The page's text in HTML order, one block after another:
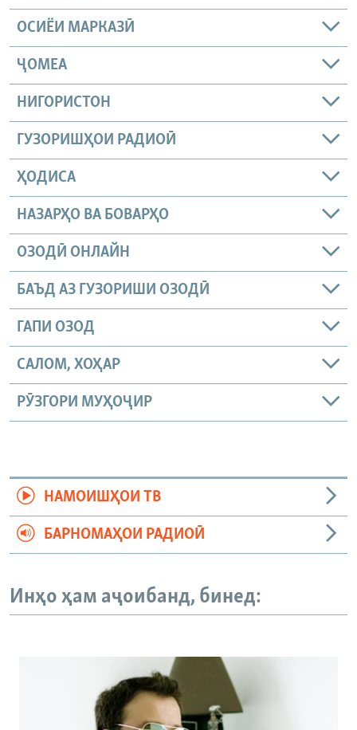
ОСИЁИ МАРКАЗӢ
ҶОМEА
НИГОРИСТОН
ГУЗОРИШҲОИ РАДИОӢ
ҲОДИСА
НАЗАРҲО ВА БОВАРҲО
ОЗОДӢ ОНЛАЙН
БАЪД АЗ ГУЗОРИШИ ОЗОДӢ
ГАПИ ОЗОД
САЛОМ, ХОҲАР
РӮЗГОРИ МУҲОҶИР
НАМОИШҲОИ ТВ
БАРНОМАҲОИ РАДИОӢ
Инҳо ҳам аҷоибанд, бинед: